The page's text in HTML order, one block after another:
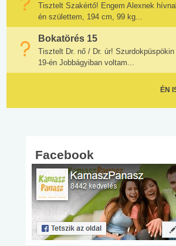
Tisztelt Szakértő! Engem Alexnek
én születtem, 194 cm, 99 kg...
Bokatörés 15
Tisztelt Dr. nő / Dr. úr!
19-én Jobbágyiban voltam...
ÉN
Facebook